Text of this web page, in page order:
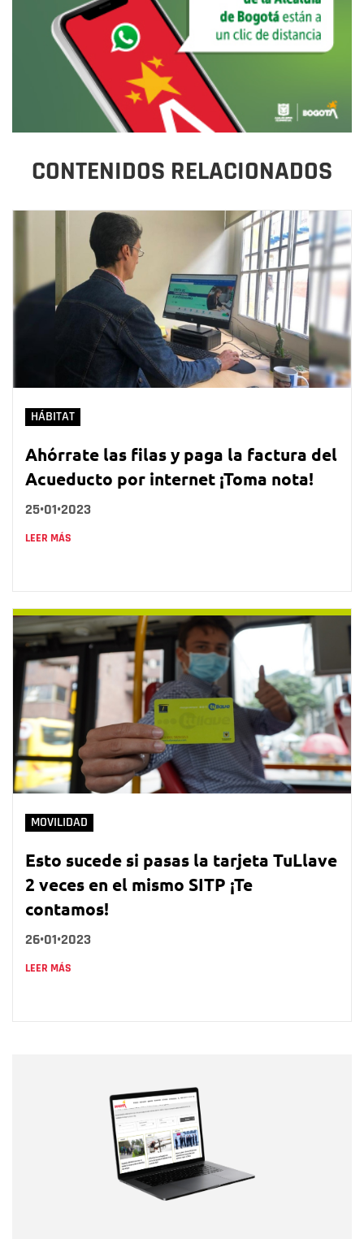
CONTENIDOS RELACIONADOS
HÁBITAT
Ahórrate las filas y paga la factura del
Acueducto por internet ¡Toma nota!
25•01•2023
LEER MÁS
MOVILIDAD
Esto sucede si pasas la tarjeta TuLlave
2 veces en el mismo SITP ¡Te
contamos!
26•01•2023
LEER MÁS
Correo electrónico
Tipo de comentario